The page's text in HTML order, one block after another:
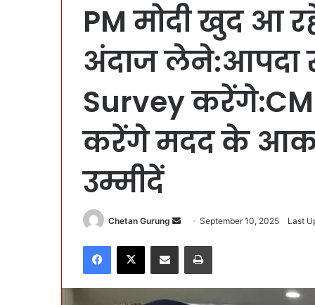
PM मोदी खुद आ
अंदाज लेने:आपदा
Survey
करेंगे मदद के
उम्मीदें
Chetan Gurung
d
a
September 10, 2025 Last